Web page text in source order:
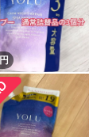
円